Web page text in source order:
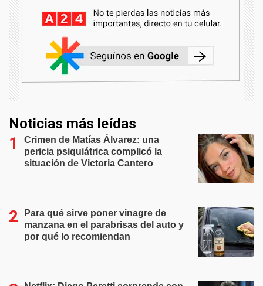
Noticias más leídas
Crimen de Matías Álvarez: una
pericia psiquiátrica complicó la
situación de Victoria Cantero
Para qué sirve poner vinagre de
manzana en el parabrisas del auto y
por qué lo recomiendan